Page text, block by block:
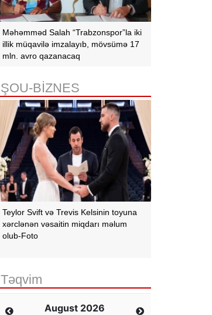
Məhəmməd Salah “Trabzonspor”la iki
illik müqavilə imzalayıb, mövsümə 17
mln. avro qazanacaq
ŞOU-BİZNES
Teylor Svift və Trevis Kelsinin toyuna
xərclənən vəsaitin miqdarı məlum
olub-Foto
Təqvim
August 2026